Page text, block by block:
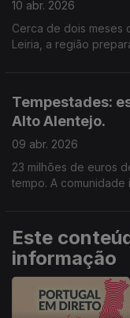
10 abr. 2026
Cerca de dois meses
Leiria, a região
Tempestades:
Alto Alentejo.
09 abr. 2026
23 milhões de euros
tempo. A comunidade intermunicipal diz que os apoios do
Este
informação